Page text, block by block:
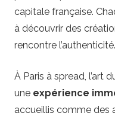
capitale française.
à découvrir des
rencontre l’authenticité.
À Paris à spread, l’art
une expérience
accueillis comme des